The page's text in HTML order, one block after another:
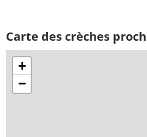
Carte des crèches
+
−